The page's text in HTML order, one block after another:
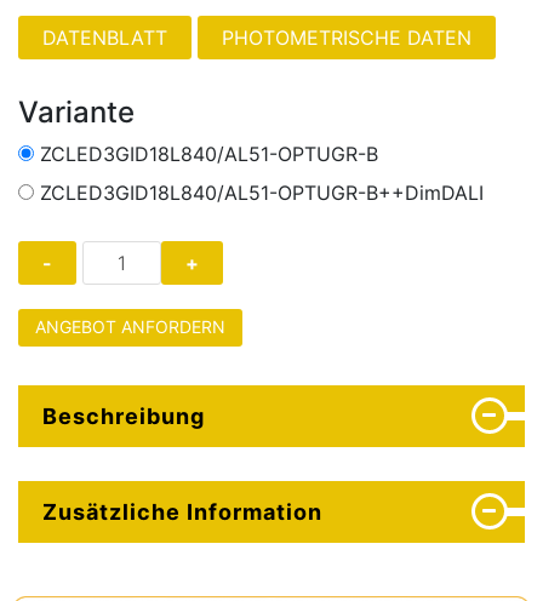
PHOTOMETRISCHE DATEN
Variante
ZCLED3GID18L840/AL51-OPTUGR-B
ZCLED3GID18L840/AL51-OPTUGR-B++DimDALI
ANGEBOT ANFORDERN
Beschreibung
Zusätzliche Information